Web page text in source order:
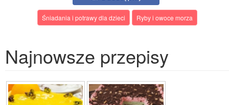
Śniadania i potrawy dla dzieci Ryby i owoce morza
Najnowsze przepisy